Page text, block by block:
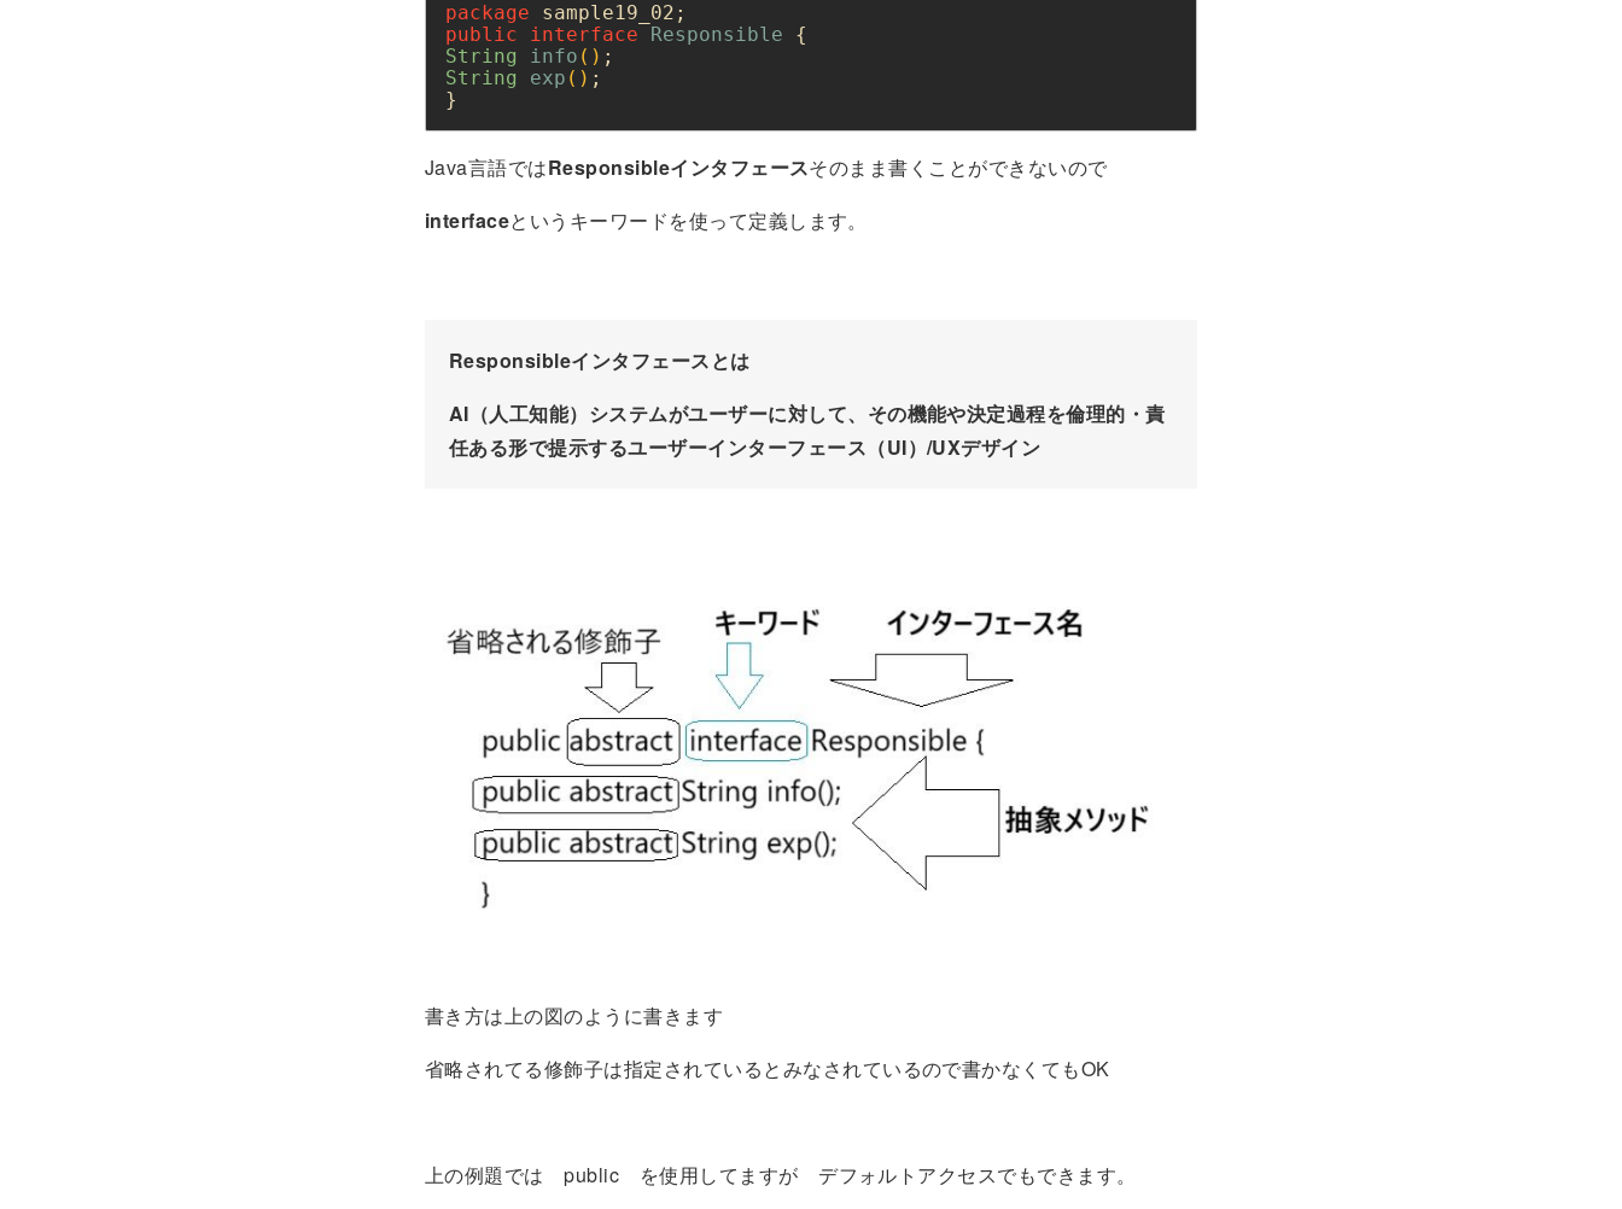
package
public
interface Responsible
String info ()
String exp () ;
}
Java言語ではResponsibleインタフェースそのまま書くことができないので
interfaceというキーワードを使って定義します。
Responsibleインタフェースとは
AI（人工知能）システムがユーザーに対して、その機能や決定過程を倫理的・責
任ある形で提示するユーザーインターフェース（UI）/UXデザイン
書き方は上の図のように書きます
省略されてる修飾子は指定されているとみなされているので書かなくてもOK
上の例題では public を使用してますが デフォルトアクセスでもできます。